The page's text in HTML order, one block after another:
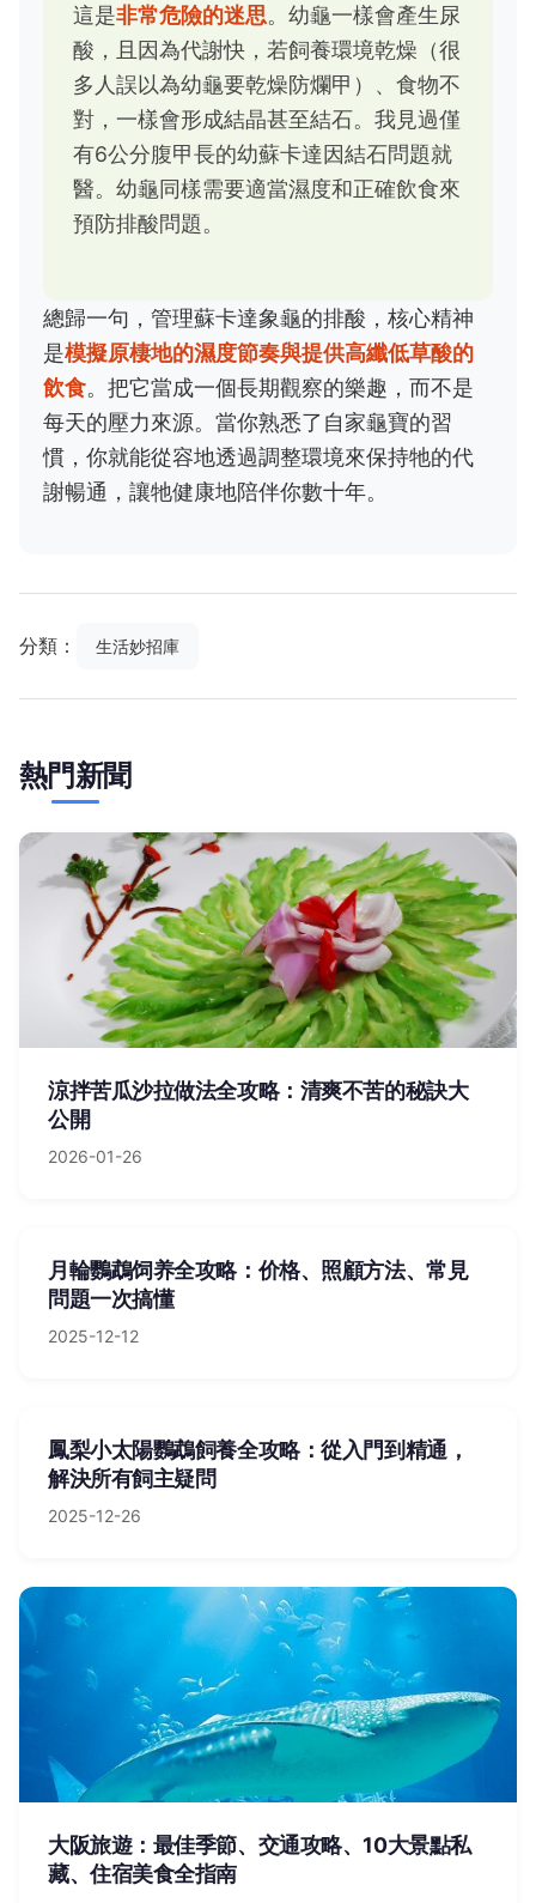
這是非常危險的迷思。幼龜一樣會產生尿
酸，且因為代謝快，若飼養環境乾燥（很
多人誤以為幼龜要乾燥防爛甲）、食物不
對，一樣會形成結晶甚至結石。我見過僅
有6公分腹甲長的幼蘇卡達因結石問題就
醫。幼龜同樣需要適當濕度和正確飲食來
預防排酸問題。
總歸一句，管理蘇卡達象龜的排酸，核心精神
是模擬原棲地的濕度節奏與提供高纖低草酸的
飲食。把它當成一個長期觀察的樂趣，而不是
每天的壓力來源。當你熟悉了自家龜寶的習
慣，你就能從容地透過調整環境來保持牠的代
謝暢通，讓牠健康地陪伴你數十年。
分類： 生活妙招庫
熱門新聞
涼拌苦瓜沙拉做法全攻略：清爽不苦的秘訣大
公開
2026-01-26
月輪鸚鵡饲养全攻略：价格、照顧方法、常見
問題一次搞懂
2025-12-12
鳳梨小太陽鸚鵡飼養全攻略：從入門到精通，
解決所有飼主疑問
2025-12-26
大阪旅遊：最佳季節、交通攻略、10大景點私
藏、住宿美食全指南